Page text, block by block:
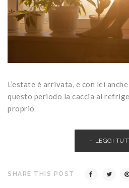
L’estate è arrivata, e con lei
questo periodo la caccia al
proprio
LEGGI
SHARE THIS POST